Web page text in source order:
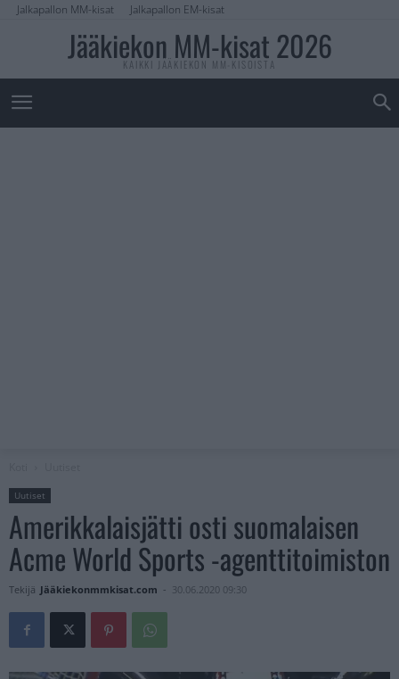
Jalkapallon MM-kisat Jalkapallon EM-kisat
Jääkiekon MM-kisat 2026
KAIKKI JÄÄKIEKON MM-KISOISTA
Uutiset
Amerikkalaisjätti osti suomalaisen
Acme World Sports -agenttitoimiston
Tekijä Jääkiekonmmkisat.com - 30.06.2020 09:30